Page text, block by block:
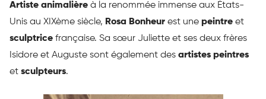
Artiste animalière à la renommée immense aux États-
Unis au XIXème siècle, Rosa Bonheur est une peintre et
sculptrice française. Sa sœur Juliette et ses deux frères
Isidore et Auguste sont également des artistes peintres
et sculpteurs.